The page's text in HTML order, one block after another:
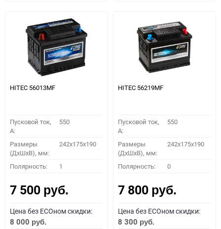
HITEC 56013MF
Пусковой ток,
A:
550
Размеры
(ДхШхВ), мм:
242x175x190
Полярность: 1
7 500 руб.
Цена без ECOном скидки:
8 000 руб.
HITEC 56219MF
Пусковой ток,
A:
550
Размеры
(ДхШхВ), мм:
242x175x190
Полярность: 0
7 800 руб.
Цена без ECOном скидки:
8 300 руб.